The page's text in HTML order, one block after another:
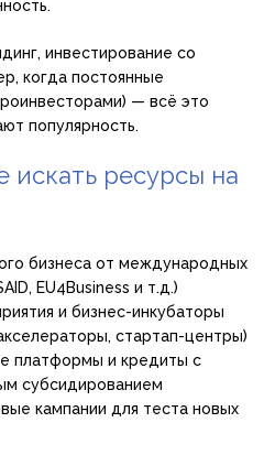
инвестирование со
когда постоянные
— всё это
популярность.
искать ресурсы на
бизнеса от международных
EU4Business и т.д.)
и бизнес-инкубаторы
стартап-центры)
платформы и кредиты с
субсидированием
кампании для теста новых